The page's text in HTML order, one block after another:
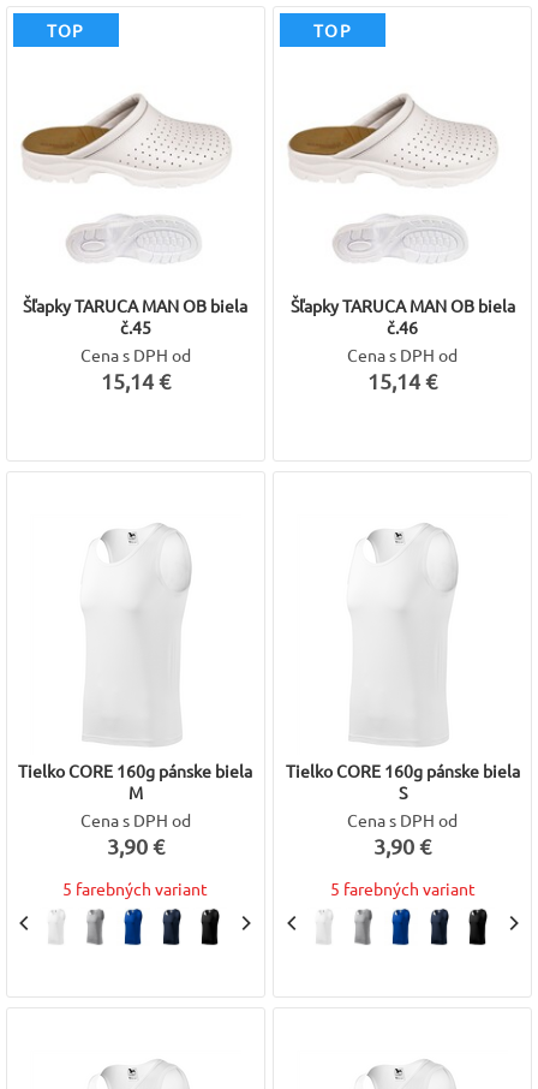
TOP
Šľapky TARUCA MAN OB biela
č.45
Cena s DPH od
15,14 €
TOP
Šľapky TARUCA MAN OB biela
č.46
Cena s DPH od
15,14 €
Tielko CORE 160g pánske biela
M
Cena s DPH od
3,90 €
5 farebných variant
Tielko CORE 160g pánske biela
S
Cena s DPH od
3,90 €
5 farebných variant